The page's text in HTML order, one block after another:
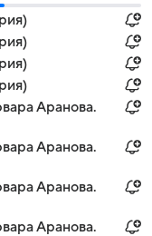
Аранова.
Аранова.
Аранова.
Аранова.